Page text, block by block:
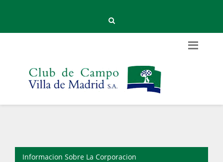
Informacion Sobre La Corporacion